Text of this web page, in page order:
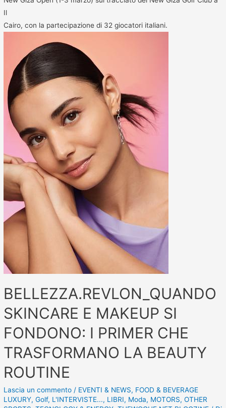
Il
Cairo, con la partecipazione di 32 giocatori italiani.
BELLEZZA.REVLON_QUANDO
SKINCARE E MAKEUP SI
FONDONO: I PRIMER CHE
TRASFORMANO LA BEAUTY
ROUTINE
Lascia un commento / EVENTI & NEWS, FOOD & BEVERAGE
LUXURY,Golf, L'INTERVISTE..., LIBRI, Moda, MOTORS,OTHER